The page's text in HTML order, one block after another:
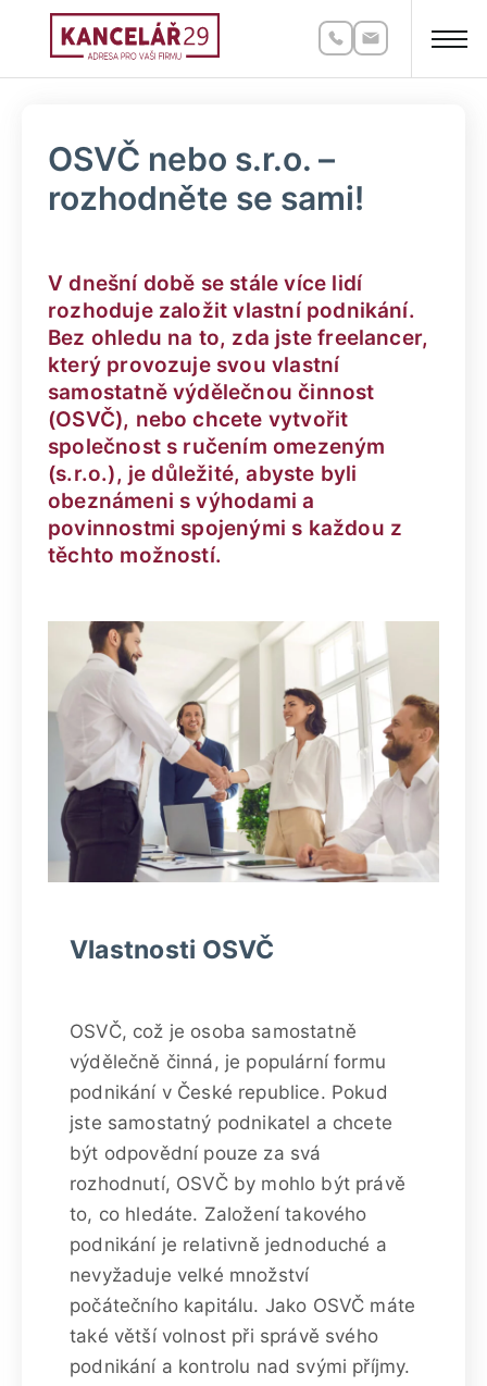
OSVČ nebo s.r.o. –
rozhodněte se sami!
V dnešní době se stále více lidí
rozhoduje založit vlastní podnikání.
Bez ohledu na to, zda jste freelancer,
který provozuje svou vlastní
samostatně výdělečnou činnost
(OSVČ), nebo chcete vytvořit
společnost s ručením omezeným
(s.r.o.), je důležité, abyste byli
obeznámeni s výhodami a
povinnostmi spojenými s každou z
těchto možností.
Vlastnosti OSVČ
OSVČ, což je osoba samostatně
výdělečně činná, je populární formu
podnikání v České republice. Pokud
jste samostatný podnikatel a chcete
být odpovědní pouze za svá
rozhodnutí, OSVČ by mohlo být právě
to, co hledáte. Založení takového
podnikání je relativně jednoduché a
nevyžaduje velké množství
počátečního kapitálu. Jako OSVČ máte
také větší volnost při správě svého
podnikání a kontrolu nad svými příjmy.